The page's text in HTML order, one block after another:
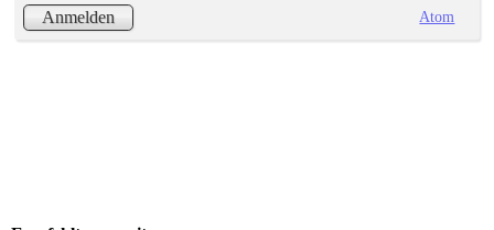
Anmelden
Atom